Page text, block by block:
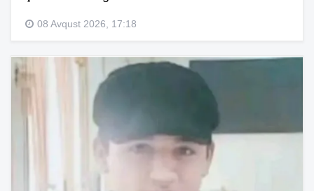
08 Avqust 2026, 17:18